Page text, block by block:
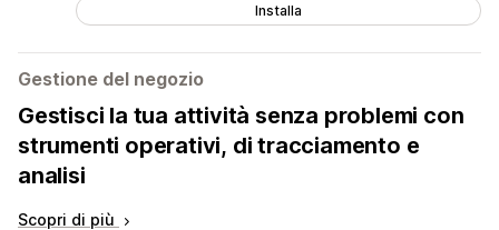
Installa
Gestione del negozio
Gestisci la tua attività senza problemi con
strumenti operativi, di tracciamento e
analisi
Scopri di più